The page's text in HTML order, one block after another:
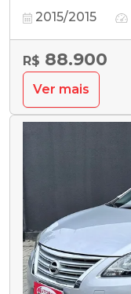
2015/2015
R$ 88.900
Ver mais